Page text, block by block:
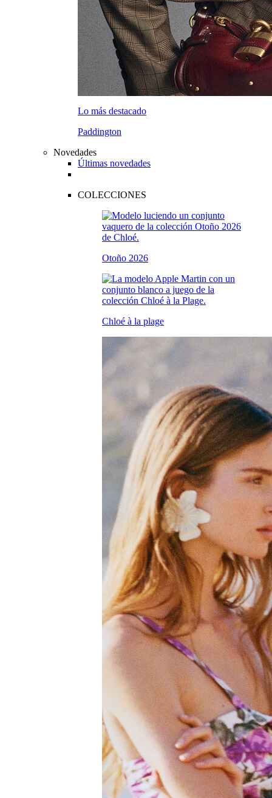
Lo más destacado
Paddington
Novedades
Últimas novedades
COLECCIONES
Otoño 2026
Chloé à la plage